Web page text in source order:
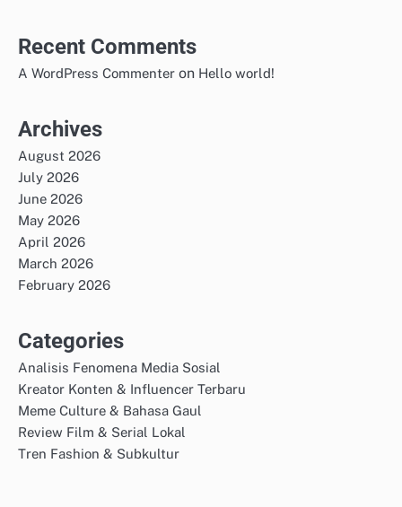
Recent Comments
A WordPress Commenter on Hello world!
Archives
August 2026
July 2026
June 2026
May 2026
April 2026
March 2026
February 2026
Categories
Analisis Fenomena Media Sosial
Kreator Konten & Influencer Terbaru
Meme Culture & Bahasa Gaul
Review Film & Serial Lokal
Tren Fashion & Subkultur